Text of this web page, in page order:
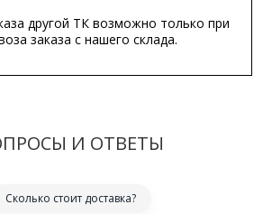
другой ТК возможно только при
заказа с нашего склада.
И ОТВЕТЫ
Сколько стоит доставка?